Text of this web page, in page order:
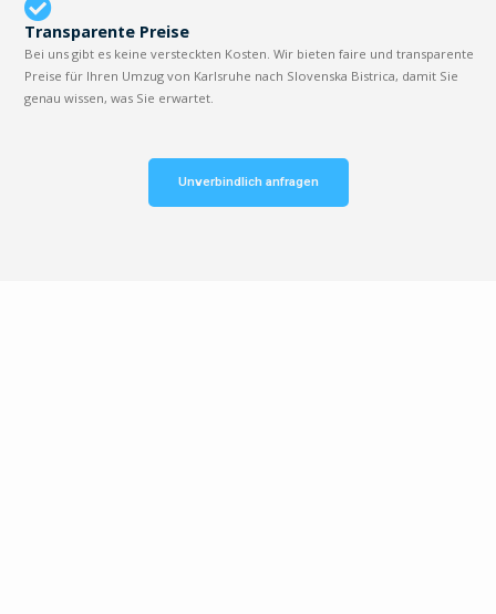
Transparente Preise
Bei uns gibt es keine versteckten Kosten. Wir bieten faire und transparente
Preise für Ihren Umzug von Karlsruhe nach Slovenska Bistrica, damit Sie
genau wissen, was Sie erwartet.
Unverbindlich anfragen